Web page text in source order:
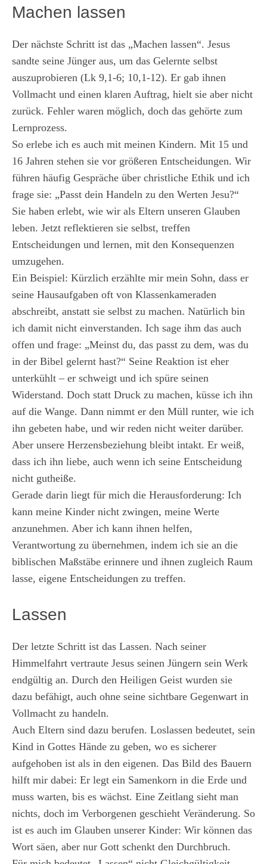
Machen lassen
Der nächste Schritt ist das „Machen lassen“. Jesus
sandte seine Jünger aus, um das Gelernte selbst
auszuprobieren (Lk 9,1-6; 10,1-12). Er gab ihnen
Vollmacht und einen klaren Auftrag, hielt sie aber nicht
zurück. Fehler waren möglich, doch das gehörte zum
Lernprozess.
So erlebe ich es auch mit meinen Kindern. Mit 15 und
16 Jahren stehen sie vor größeren Entscheidungen. Wir
führen häufig Gespräche über christliche Ethik und ich
frage sie: „Passt dein Handeln zu den Werten Jesu?“
Sie haben erlebt, wie wir als Eltern unseren Glauben
leben. Jetzt reflektieren sie selbst, treffen
Entscheidungen und lernen, mit den Konsequenzen
umzugehen.
Ein Beispiel: Kürzlich erzählte mir mein Sohn, dass er
seine Hausaufgaben oft von Klassenkameraden
abschreibt, anstatt sie selbst zu machen. Natürlich bin
ich damit nicht einverstanden. Ich sage ihm das auch
offen und frage: „Meinst du, das passt zu dem, was du
in der Bibel gelernt hast?“ Seine Reaktion ist eher
unterkühlt – er schweigt und ich spüre seinen
Widerstand. Doch statt Druck zu machen, küsse ich ihn
auf die Wange. Dann nimmt er den Müll runter, wie ich
ihn gebeten habe, und wir reden nicht weiter darüber.
Aber unsere Herzensbeziehung bleibt intakt. Er weiß,
dass ich ihn liebe, auch wenn ich seine Entscheidung
nicht gutheiße.
Gerade darin liegt für mich die Herausforderung: Ich
kann meine Kinder nicht zwingen, meine Werte
anzunehmen. Aber ich kann ihnen helfen,
Verantwortung zu übernehmen, indem ich sie an die
biblischen Maßstäbe erinnere und ihnen zugleich Raum
lasse, eigene Entscheidungen zu treffen.
Lassen
Der letzte Schritt ist das Lassen. Nach seiner
Himmelfahrt vertraute Jesus seinen Jüngern sein Werk
endgültig an. Durch den Heiligen Geist wurden sie
dazu befähigt, auch ohne seine sichtbare Gegenwart in
Vollmacht zu handeln.
Auch Eltern sind dazu berufen. Loslassen bedeutet, sein
Kind in Gottes Hände zu geben, wo es sicherer
aufgehoben ist als in den eigenen. Das Bild des Bauern
hilft mir dabei: Er legt ein Samenkorn in die Erde und
muss warten, bis es wächst. Eine Zeitlang sieht man
nichts, doch im Verborgenen geschieht Veränderung. So
ist es auch im Glauben unserer Kinder: Wir können das
Wort säen, aber nur Gott schenkt den Durchbruch.